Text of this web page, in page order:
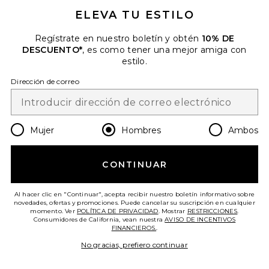
electrónico. Puede retirarse en cualquier momento.
Email Address
Change Country Regions
es USD
¡AYÚDANOS A MEJORAR!
ATENCIÓN AL CLIENTE
ELEVA TU ESTILO
Regístrate en nuestro boletín y obtén 10% DE
DESCUENTO*, es como tener una mejor amiga con
estilo.
Dirección de correo
Mujer Hombres Ambos
CONTINUAR
Al hacer clic en "Continuar", acepta recibir nuestro boletín informativo sobre
novedades, ofertas y promociones. Puede cancelar su suscripción en cualquier
momento. Ver POLÍTICA DE PRIVACIDAD. Mostrar RESTRICCIONES.
Consumidores de California, vean nuestraAVISO DE INCENTIVOS
FINANCIEROS..
No gracias, prefiero continuar